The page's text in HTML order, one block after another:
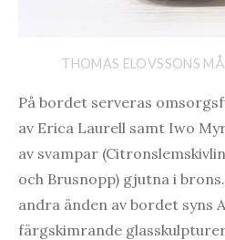
THOMAS ELOVSSONS
På bordet serveras
av Erica Laurell samt Iwo
av svampar
och Brusnopp) gjutna i
andra änden av bordet syns
färgskimrande